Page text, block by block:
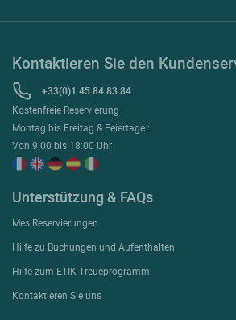
Kontaktieren Sie den
+33(0)1 45 84 83 84
Kostenfreie Reservierung
Montag bis Freitag & Feiertage :
Von 9:00 bis 18:00 Uhr
Unterstützung & FAQs
Mes Reservierungen
Hilfe zu Buchungen und Aufenthalten
Hilfe zum ETIK Treueprogramm
Kontaktieren Sie uns